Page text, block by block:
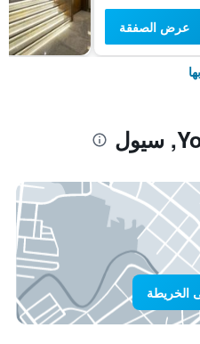
عرض الصفقة
الخريطة